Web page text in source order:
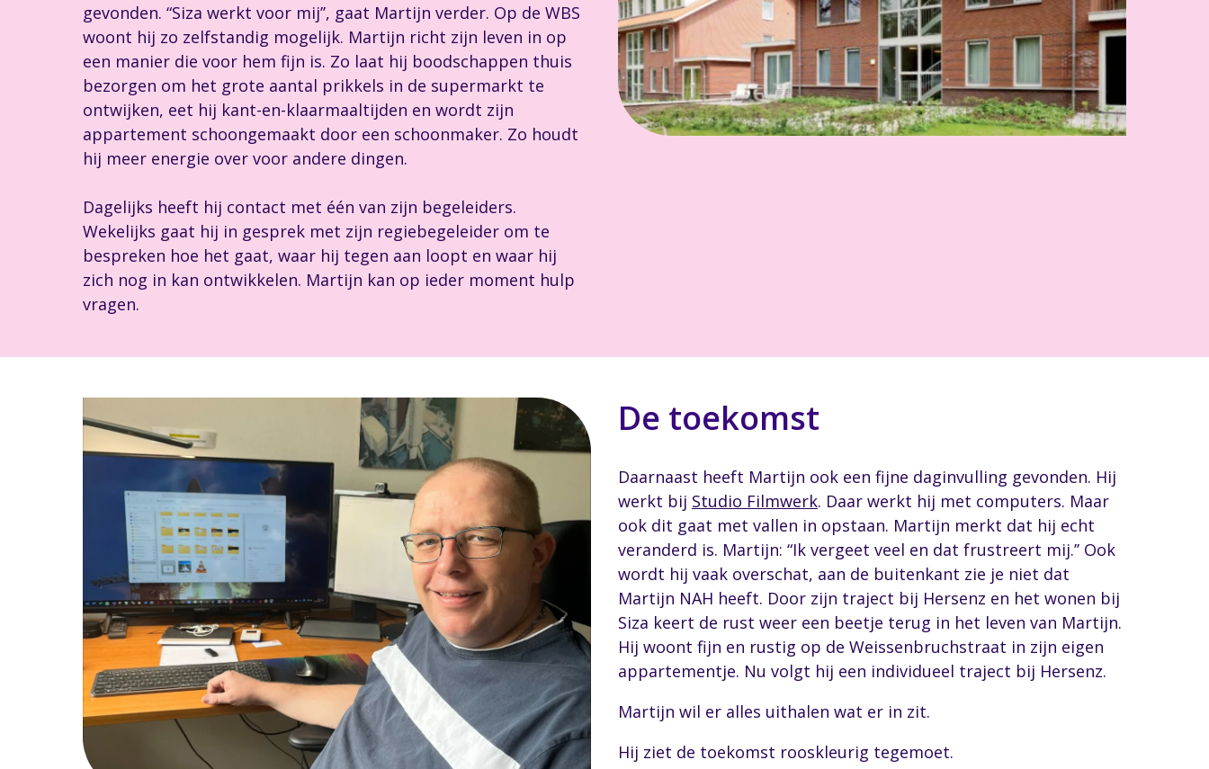
gevonden. “Siza werkt voor mij’’, gaat Martijn verder. Op de WBS
woont hij zo zelfstandig mogelijk. Martijn richt zijn leven in op
een manier die voor hem fijn is. Zo laat hij boodschappen thuis
bezorgen om het grote aantal prikkels in de supermarkt te
ontwijken, eet hij kant-en-klaarmaaltijden en wordt zijn
appartement schoongemaakt door een schoonmaker. Zo houdt
hij meer energie over voor andere dingen.
Dagelijks heeft hij contact met één van zijn begeleiders.
Wekelijks gaat hij in gesprek met zijn regiebegeleider om te
bespreken hoe het gaat, waar hij tegen aan loopt en waar hij
zich nog in kan ontwikkelen. Martijn kan op ieder moment hulp
vragen.
De toekomst
Daarnaast heeft Martijn ook een fijne daginvulling gevonden. Hij
werkt bij Studio Filmwerk. Daar werkt hij met computers. Maar
ook dit gaat met vallen in opstaan. Martijn merkt dat hij echt
veranderd is. Martijn: “Ik vergeet veel en dat frustreert mij.’’ Ook
wordt hij vaak overschat, aan de buitenkant zie je niet dat
Martijn NAH heeft. Door zijn traject bij Hersenz en het wonen bij
Siza keert de rust weer een beetje terug in het leven van Martijn.
Hij woont fijn en rustig op de Weissenbruchstraat in zijn eigen
appartementje. Nu volgt hij een individueel traject bij Hersenz.
Martijn wil er alles uithalen wat er in zit.
Hij ziet de toekomst rooskleurig tegemoet.